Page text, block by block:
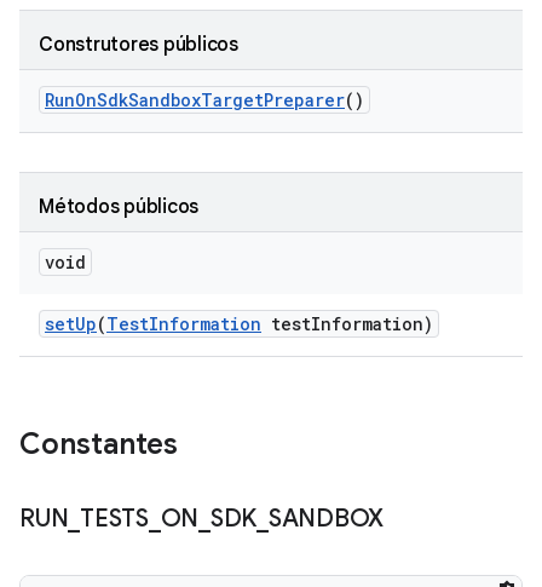
Construtores públicos
RunOnSdkSandboxTargetPreparer()
Métodos públicos
void
setUp(TestInformation testInformation)
Constantes
RUN TESTS_ ON SDK SANDBOX